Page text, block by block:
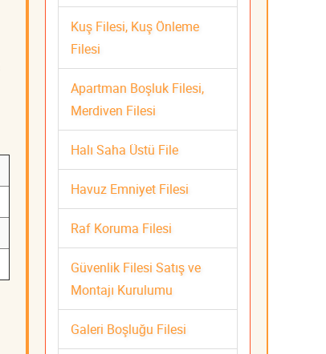
Kuş Filesi, Kuş Önleme
Filesi
Apartman Boşluk Filesi,
Merdiven Filesi
Halı Saha Üstü File
Havuz Emniyet Filesi
Raf Koruma Filesi
Güvenlik Filesi Satış ve
Montajı Kurulumu
Galeri Boşluğu Filesi